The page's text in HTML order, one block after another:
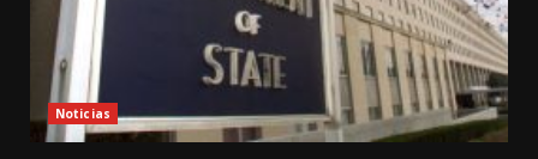
Noticias